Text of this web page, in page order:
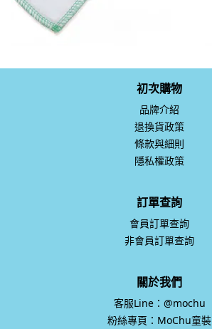
初次購物
品牌介紹
退換貨政策
條款與細則
隱私權政策
訂單查詢
會員訂單查詢
非會員訂單查詢
關於我們
客服Line：@mochu
粉絲專頁：MoChu童裝